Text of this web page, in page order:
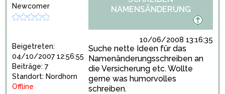
Newcomer
Beigetreten:
04/10/2007 12:56:55
Beiträge: 7
Standort: Nordhorn
Offline
NAMENSÄNDERUNG
10/06/2008 13:16:35
Suche nette Ideen für das
Namenänderungsschreiben an
die Versicherung etc. Wollte
gerne was humorvolles
schreiben.